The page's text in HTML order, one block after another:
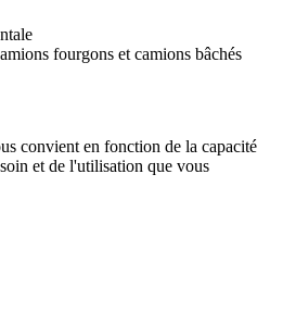
fourgons et camions bâchés
convient en fonction de la capacité
et de l'utilisation que vous